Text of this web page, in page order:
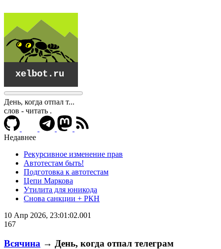
xelbot.ru
День, когда отпал т...
слов - читать .
Недавнее
Рекурсивное изменение прав
Автотестам быть!
Подготовка к автотестам
Цепи Маркова
Утилита для юникода
Снова санкции + РКН
10 Апр 2026, 23:01:02.001
167
Всячина → День, когда отпал телеграм